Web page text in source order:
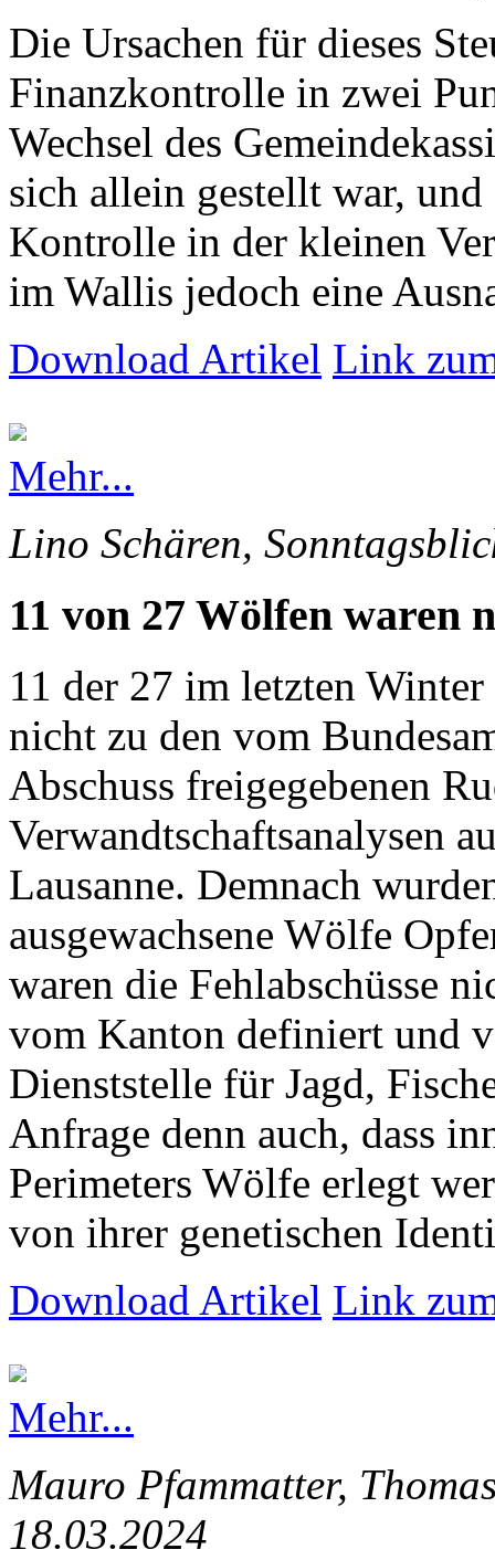
Die Ursachen für dieses
Finanzkontrolle in zwei
Wechsel des
sich allein gestellt war,
Kontrolle in der kleinen
im Wallis jedoch eine
Download Artikel Link
Mehr...
Lino Schären,
11 von 27 Wölfen waren
11 der 27 im letzten
nicht zu den vom
Abschuss freigegebenen
Verwandtschaftsanalysen
Lausanne. Demnach
ausgewachsene Wölfe
waren die Fehlabschüsse
vom Kanton definiert und
Dienststelle für Jagd,
Anfrage denn auch, dass
Perimeters Wölfe erlegt
von ihrer genetischen
Download Artikel Link
Mehr...
Mauro Pfammatter,
18.03.2024